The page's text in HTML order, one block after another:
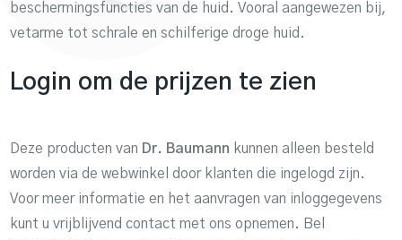
beschermingsfuncties van de huid. Vooral aangewezen bij,
vetarme tot schrale en schilferige droge huid.
Login om de prijzen te zien
Deze producten van Dr. Baumann kunnen alleen besteld
worden via de webwinkel door klanten die ingelogd zijn.
Voor meer informatie en het aanvragen van inloggegevens
kunt u vrijblijvend contact met ons opnemen. Bel